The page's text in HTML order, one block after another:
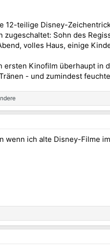
12-teilige Disney-
zugeschaltet: Sohn des
volles Haus, einige
ersten Kinofilm überhaupt in
- und zumindest
wenn ich alte Disney-Filme